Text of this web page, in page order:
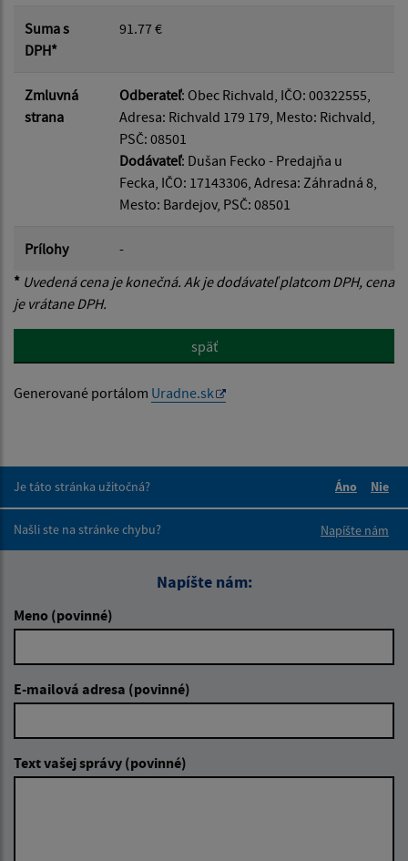
Suma s
DPH*
91.77 €
Zmluvná
strana
Odberateľ: Obec Richvald, IČO: 00322555,
Adresa: Richvald 179 179, Mesto: Richvald,
PSČ: 08501
Dodávateľ: Dušan Fecko - Predajňa u
Fecka, IČO: 17143306, Adresa: Záhradná 8,
Mesto: Bardejov, PSČ: 08501
Prílohy
-
* Uvedená cena je konečná. Ak je dodávateľ platcom DPH, cena
je vrátane DPH.
späť
Generované portálom Uradne.sk
Je táto stránka užitočná?
Áno
Nie
Našli ste na stránke chybu?
Napíšte nám
Napíšte nám:
Meno (povinné)
E-mailová adresa (povinné)
Text vašej správy (povinné)